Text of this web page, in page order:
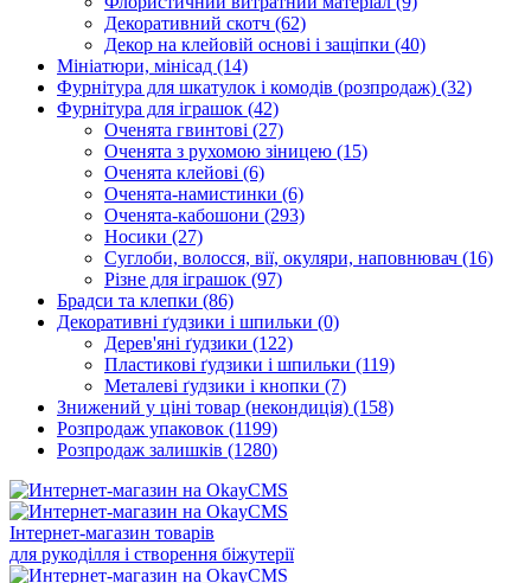
Декоративний скотч (62)
Декор на клейовій основі і защіпки (40)
Мініатюри, мінісад (14)
Фурнітура для шкатулок і комодів (розпродаж) (32)
Фурнітура для іграшок (42)
Оченята гвинтові (27)
Оченята з рухомою зіницею (15)
Оченята клейові (6)
Оченята-намистинки (6)
Оченята-кабошони (293)
Носики (27)
Суглоби, волосся, вії, окуляри, наповнювач (16)
Різне для іграшок (97)
Брадси та клепки (86)
Декоративні ґудзики і шпильки (0)
Дерев'яні ґудзики (122)
Пластикові ґудзики і шпильки (119)
Металеві ґудзики і кнопки (7)
Знижений у ціні товар (некондиція) (158)
Розпродаж упаковок (1199)
Розпродаж залишків (1280)
Інтернет-магазин товарів
для рукоділля і створення біжутерії